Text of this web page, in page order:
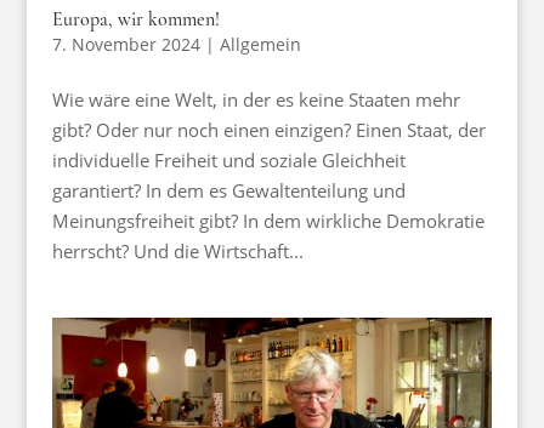
Europa, wir kommen!
7. November 2024| Allgemein
Wie wäre eine Welt, in der es keine Staaten mehr
gibt? Oder nur noch einen einzigen? Einen Staat, der
individuelle Freiheit und soziale Gleichheit
garantiert? In dem es Gewaltenteilung und
Meinungsfreiheit gibt? In dem wirkliche Demokratie
herrscht? Und die Wirtschaft...